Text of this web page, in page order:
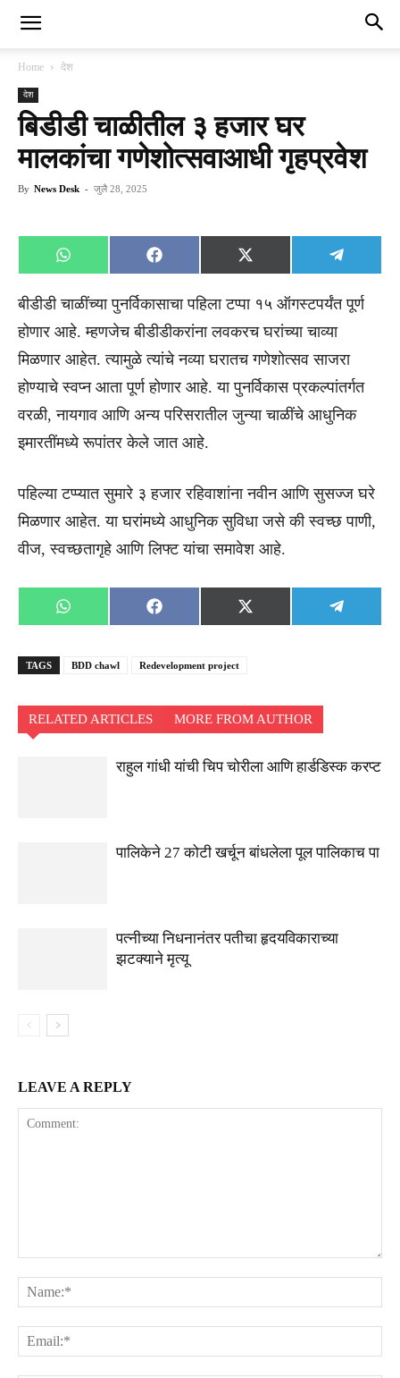
Home देश
देश
बिडीडी चाळीतील ३ हजार घर
मालकांचा गणेशोत्सवाआधी गृहप्रवेश
By News Desk - जुलै 28, 2025
Share
on
WhatsApp
Share
on
Facebook
Share
on
X
(Twitter)
Share
on
बीडीडी चाळींच्या पुनर्विकासाचा पहिला टप्पा १५ ऑगस्टपर्यंत पूर्ण
होणार आहे. म्हणजेच बीडीडीकरांना लवकरच घरांच्या चाव्या
मिळणार आहेत. त्यामुळे त्यांचे नव्या घरातच गणेशोत्सव साजरा
होण्याचे स्वप्न आता पूर्ण होणार आहे. या पुनर्विकास प्रकल्पांतर्गत
वरळी, नायगाव आणि अन्य परिसरातील जुन्या चाळींचे आधुनिक
इमारतींमध्ये रूपांतर केले जात आहे.
पहिल्या टप्प्यात सुमारे ३ हजार रहिवाशांना नवीन आणि सुसज्ज घरे
मिळणार आहेत. या घरांमध्ये आधुनिक सुविधा जसे की स्वच्छ पाणी,
वीज, स्वच्छतागृहे आणि लिफ्ट यांचा समावेश आहे.
Share
on
WhatsApp
Share
on
Facebook
Share
on
X
(Twitter)
Share
on
TAGS BDD chawl Redevelopment project
RELATED ARTICLES MORE FROM AUTHOR
राहुल गांधी यांची चिप चोरीला आणि हार्डडिस्क करप्ट
पालिकेने 27 कोटी खर्चून बांधलेला पूल पालिकाच पा
पत्नीच्या निधनानंतर पतीचा हृदयविकाराच्या
झटक्याने मृत्यू
LEAVE A REPLY